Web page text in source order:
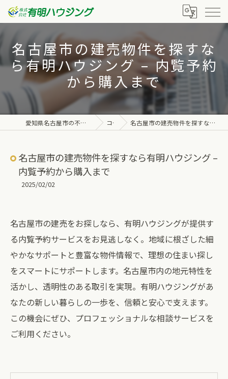
名古屋市の建売物件を探すな
ら有明ハウジング – 内覧予約
から購入まで
愛知県名古屋市の不動産なら株式会社有明ハウジング コラム 名古屋市の建売物件を探すなら有明ハウジング – 内覧予約から購入まで
名古屋市の建売物件を探すなら有明ハウジング –
内覧予約から購入まで
2025/02/02
名古屋市の建売をお探しなら、有明ハウジングが提供す
る内覧予約サービスをお見逃しなく。地域に根ざした細
やかなサポートと豊富な物件情報で、理想の住まい探し
をスマートにサポートします。名古屋市内の地元特性を
活かし、透明性のある取引を実現。有明ハウジングがあ
なたの新しい暮らしの一歩を、信頼と安心で支えます。
この機会にぜひ、プロフェッショナルな相談サービスを
ご利用ください。